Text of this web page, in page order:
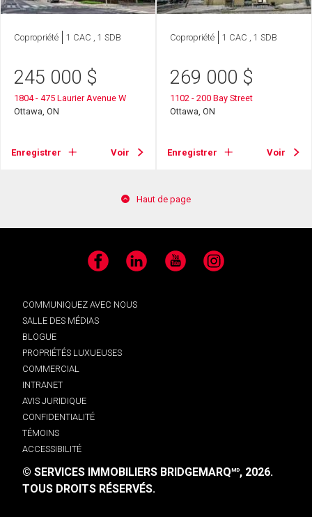
Copropriété 1 CAC , 1 SDB
245 000 $
1804 - 475 Laurier Avenue W
Ottawa, ON
Enregistrer Voir
Copropriété 1 CAC , 1 SDB
269 000 $
1102 - 200 Bay Street
Ottawa, ON
Enregistrer Voir
Haut de page
Facebook LinkedIn YouTube Instagram
COMMUNIQUEZ AVEC NOUS
SALLE DES MÉDIAS
BLOGUE
PROPRIÉTÉS LUXUEUSES
COMMERCIAL
INTRANET
AVIS JURIDIQUE
CONFIDENTIALITÉ
TÉMOINS
ACCESSIBILITÉ
© SERVICES IMMOBILIERS BRIDGEMARQMD, 2026.
TOUS DROITS RÉSERVÉS.